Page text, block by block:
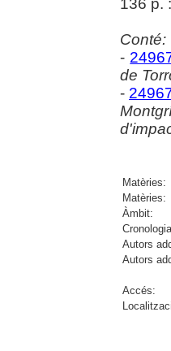
136 p.
Conté:
-
de
-
Matèries:
Matèries:
Àmbit:
Autors
Autors
Accés: